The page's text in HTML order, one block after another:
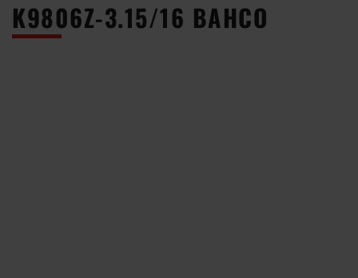
K9806Z-3.15/16 BAHCO